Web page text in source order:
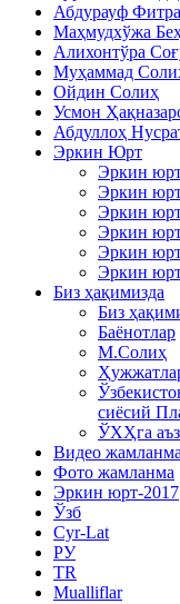
Абдурауф
Маҳмудхўжа
Алихонтўра
Муҳаммад
Ойдин Солиҳ
Усмон
Абдуллоҳ
Эркин Юрт
Эркин
Эркин
Эркин
Эркин
Эркин
Эркин
Биз ҳақимизда
Биз
Баёнотлар
М.Солиҳ
сиёсий
ЎХҲга
Видео жамланма
Фото жамланма
Эркин юрт-2017
Ўзб
Cyr-Lat
РУ
TR
Mualliflar